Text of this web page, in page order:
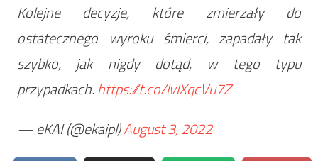
Kolejne decyzje, które zmierzały do
ostatecznego wyroku śmierci, zapadały tak
szybko, jak nigdy dotąd, w tego typu
przypadkach.https://t.co/lvlXqcVu7Z
— eKAI (@ekaipl)August 3, 2022